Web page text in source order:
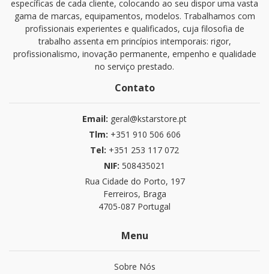
específicas de cada cliente, colocando ao seu dispor uma vasta
gama de marcas, equipamentos, modelos. Trabalhamos com
profissionais experientes e qualificados, cuja filosofia de
trabalho assenta em princípios intemporais: rigor,
profissionalismo, inovação permanente, empenho e qualidade
no serviço prestado.
Contato
Email: geral@kstarstore.pt
Tlm: +351 910 506 606
Tel: +351 253 117 072
NIF: 508435021
Rua Cidade do Porto, 197
Ferreiros, Braga
4705-087 Portugal
Menu
Sobre Nós